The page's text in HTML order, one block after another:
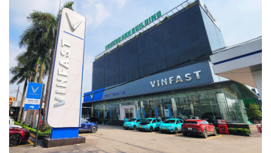
mặt trời đến 70% lương tiêu thụ điện năng của doanh nghiệp”,
ông Hảo chia sẻ.